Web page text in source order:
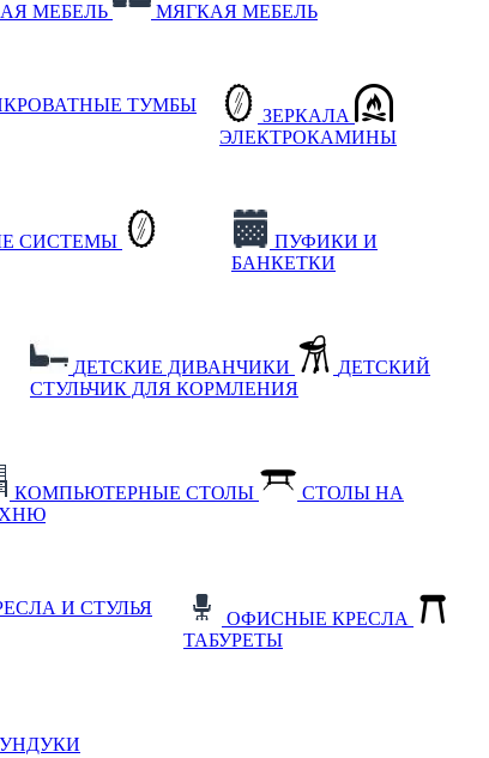
МЕБЕЛЬ МЯГКАЯ МЕБЕЛЬ
ТУМБЫ
ЗЕРКАЛА
ЭЛЕКТРОКАМИНЫ
СИСТЕМЫ
ПУФИКИ И
БАНКЕТКИ
ДЕТСКИЕ ДИВАНЧИКИ
ДЕТСКИЙ
СТУЛЬЧИК ДЛЯ КОРМЛЕНИЯ
КОМПЬЮТЕРНЫЕ СТОЛЫ
СТОЛЫ НА
И СТУЛЬЯ
ОФИСНЫЕ КРЕСЛА
ТАБУРЕТЫ